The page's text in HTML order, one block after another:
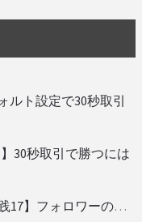
ルト設定で30秒取引
30秒取引で勝つには
勝てるBO攻略【iフォロー実践17】フォロワーの少ない人をフォローする